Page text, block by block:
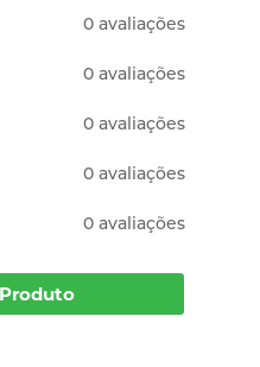
0 avaliações
0 avaliações
0 avaliações
0 avaliações
0 avaliações